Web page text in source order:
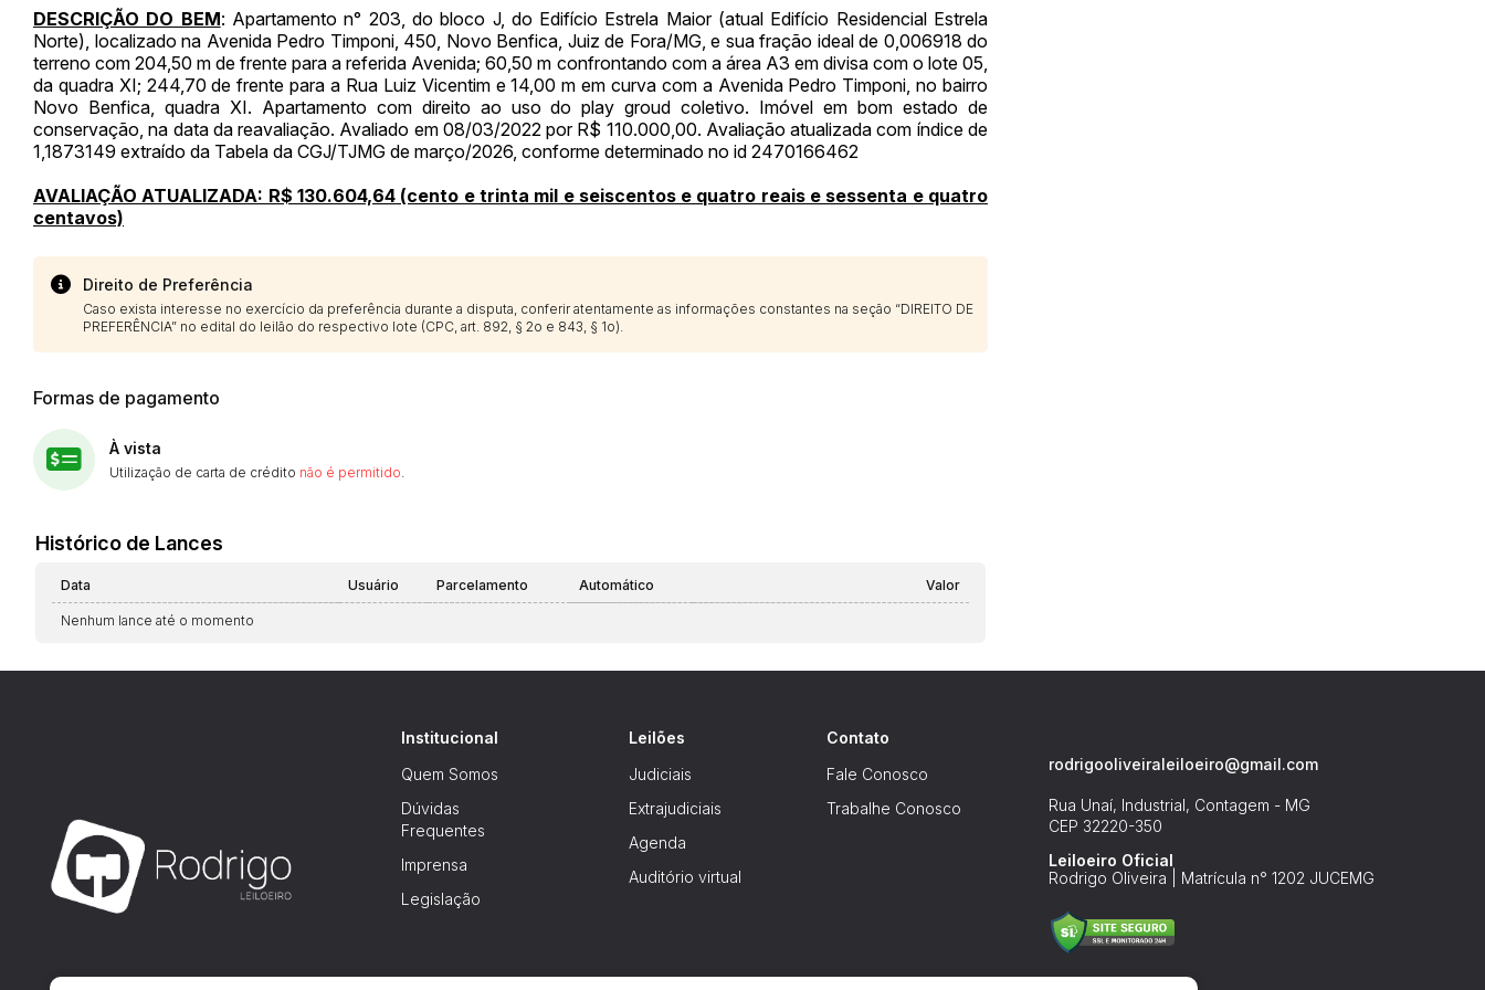
DESCRIÇÃO DO BEM: Apartamento n° 203, do bloco J, do Edifício Estrela Maior (atual Edifício Residencial Estrela
Norte), localizado na Avenida Pedro Timponi, 450, Novo Benfica, Juiz de Fora/MG, e sua fração ideal de 0,006918 do
terreno com 204,50 m de frente para a referida Avenida; 60,50 m confrontando com a área A3 em divisa com o lote 05,
da quadra XI; 244,70 de frente para a Rua Luiz Vicentim e 14,00 m em curva com a Avenida Pedro Timponi, no bairro
Novo Benfica, quadra XI. Apartamento com direito ao uso do play groud coletivo. Imóvel em bom estado de
conservação, na data da reavaliação. Avaliado em 08/03/2022 por R$ 110.000,00. Avaliação atualizada com índice de
1,1873149 extraído da Tabela da CGJ/TJMG de março/2026, conforme determinado no id 2470166462
AVALIAÇÃO ATUALIZADA: R$ 130.604,64 (cento e trinta mil e seiscentos e quatro reais e sessenta e quatro
centavos)
Direito de Preferência
Caso exista interesse no exercício da preferência durante a disputa, conferir atentamente as informações constantes na seção “DIREITO DE
PREFERÊNCIA” no edital do leilão do respectivo lote (CPC, art. 892, § 2o e 843, § 1o).
Formas de pagamento
À vista
Utilização de carta de crédito não é permitido.
Histórico de Lances
Data Usuário Parcelamento Automático Valor
Nenhum lance até o momento
Institucional
Quem Somos
Dúvidas
Frequentes
Imprensa
Legislação
Leilões
Judiciais
Extrajudiciais
Agenda
Auditório virtual
Contato
Fale Conosco
Trabalhe Conosco
rodrigooliveiraleiloeiro@gmail.com
Rua Unaí, Industrial, Contagem - MG
CEP 32220-350
Leiloeiro Oficial
Rodrigo Oliveira | Matrícula n° 1202 JUCEMG